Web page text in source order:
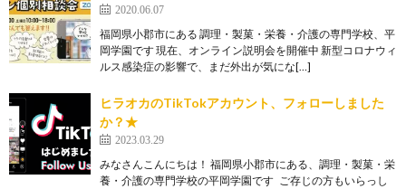
2020.06.07
福岡県小郡市にある 調理・製菓・栄養・介護の専門学校、平
岡学園です 現在、オンライン説明会を開催中 新型コロナウィ
ルス感染症の影響で、まだ外出が気にな[…]
ヒラオカのTikTokアカウント、フォローしました
か？★
2023.03.29
みなさんこんにちは！ 福岡県小郡市にある、調理・製菓・栄
養・介護の専門学校の平岡学園です ご存じの方もいらっし